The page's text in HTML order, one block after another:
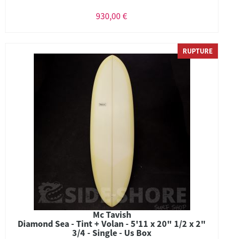
930,00 €
RUPTURE
Mc Tavish
Diamond Sea - Tint + Volan - 5'11 x 20" 1/2 x 2"
3/4 - Single - Us Box